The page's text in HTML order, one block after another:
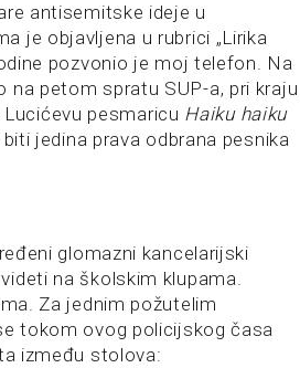
antisemitske ideje u
je objavljena u rubrici „Lirika
pozvonio je moj telefon. Na
petom spratu SUP-a, pri kraju
pesmaricu Haiku haiku
jedina prava odbrana pesnika
glomazni kancelarijski
na školskim klupama.
Za jednim požutelim
tokom ovog policijskog časa
između stolova: